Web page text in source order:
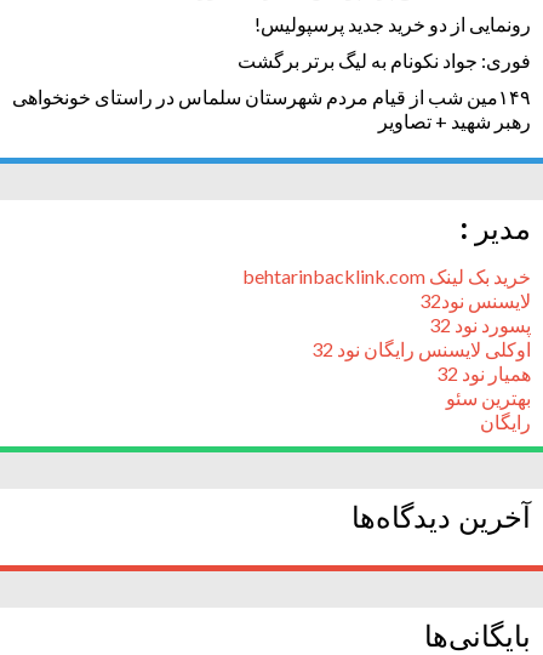
رونمایی از دو خرید جدید پرسپولیس!
فوری: جواد نکونام به لیگ برتر برگشت
۱۴۹مین شب از قیام مردم شهرستان سلماس در راستای خونخواهی
رهبر شهید + تصاویر
مدیر :
خرید بک لینک behtarinbacklink.com
لایسنس نود32
پسورد نود 32
اوکلی لایسنس رایگان نود 32
همیار نود 32
بهترین سئو
رایگان
آخرین دیدگاه‌ها
بایگانی‌ها